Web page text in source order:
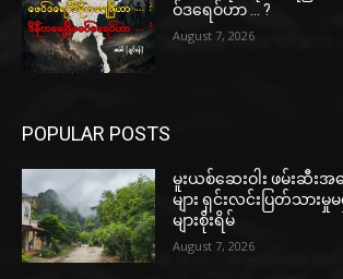
ဝ်ဒရေဝ်ဟာ … ?
August 7, 2026
POPULAR POSTS
မူးယစ်ဆေးဝါး ဖမ်းဆီး
များ ရှင်းလင်းပြတ်သား
များစိုးရိမ်
August 7, 2026